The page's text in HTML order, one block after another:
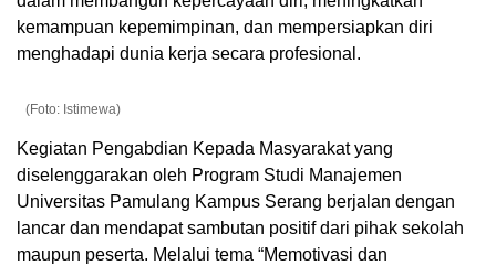
kemampuan kepemimpinan, dan mempersiapkan diri
menghadapi dunia kerja secara profesional.
(Foto: Istimewa)
Kegiatan Pengabdian Kepada Masyarakat yang
diselenggarakan oleh Program Studi Manajemen
Universitas Pamulang Kampus Serang berjalan dengan
lancar dan mendapat sambutan positif dari pihak sekolah
maupun peserta. Melalui tema “Memotivasi dan